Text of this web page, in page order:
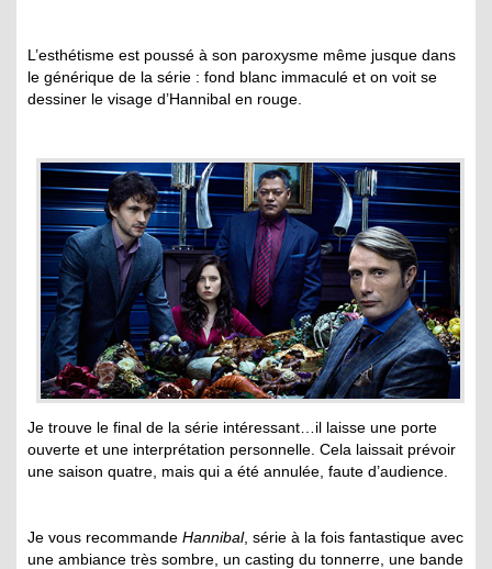
L’esthétisme est poussé à son paroxysme même jusque dans
le générique de la série : fond blanc immaculé et on voit se
dessiner le visage d’Hannibal en rouge.
Je trouve le final de la série intéressant…il laisse une porte
ouverte et une interprétation personnelle. Cela laissait prévoir
une saison quatre, mais qui a été annulée, faute d’audience.
Je vous recommande Hannibal, série à la fois fantastique avec
une ambiance très sombre, un casting du tonnerre, une bande